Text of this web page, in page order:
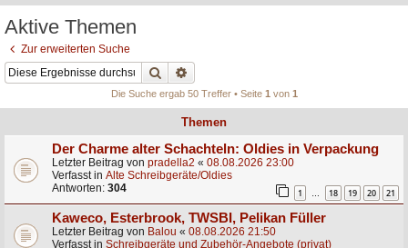
Aktive Themen
Zur erweiterten Suche
Suche
Die Suche ergab 50 Treffer • Seite 1von 1
Themen
Der Charme alter Schachteln: Oldies in Verpackung
Letzter Beitrag von pradella2 « 08.08.2026 23:00
Verfasst in Alte Schreibgeräte/Oldies
Antworten: 304 1 … 18 19 20 21
Kaweco, Esterbrook, TWSBI, Pelikan Füller
Letzter Beitrag von Balou « 08.08.2026 21:50
Verfasst in Schreibgeräte und Zubehör-Angebote (privat)